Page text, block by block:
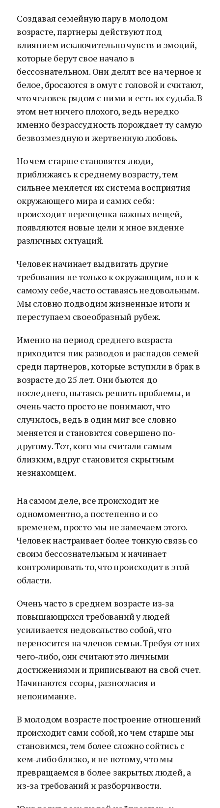
Создавая семейную пару в молодом
возрасте, партнеры действуют под
влиянием исключительно чувств и эмоций,
которые берут свое начало в
бессознательном. Они делят все на черное и
белое, бросаются в омут с головой и считают,
что человек рядом с ними и есть их судьба. В
этом нет ничего плохого, ведь нередко
именно безрассудность порождает ту самую
безвозмездную и жертвенную любовь.
Но чем старше становятся люди,
приближаясь к среднему возрасту, тем
сильнее меняется их система восприятия
окружающего мира и самих себя:
происходит переоценка важных вещей,
появляются новые цели и иное видение
различных ситуаций.
Человек начинает выдвигать другие
требования не только к окружающим, но и к
самому себе, часто оставаясь недовольным.
Мы словно подводим жизненные итоги и
переступаем своеобразный рубеж.
Именно на период среднего возраста
приходится пик разводов и распадов семей
среди партнеров, которые вступили в брак в
возрасте до 25 лет. Они бьются до
последнего, пытаясь решить проблемы, и
очень часто просто не понимают, что
случилось, ведь в один миг все словно
меняется и становится совершено по-
другому. Тот, кого мы считали самым
близким, вдруг становится скрытным
незнакомцем.
На самом деле, все происходит не
одномоментно, а постепенно и со
временем, просто мы не замечаем этого.
Человек настраивает более тонкую связь со
своим бессознательным и начинает
контролировать то, что происходит в этой
области.
Очень часто в среднем возрасте из-за
повышающихся требований у людей
усиливается недовольство собой, что
переносится на членов семьи. Требуя от них
чего-либо, они считают это личными
достижениями и приписывают на свой счет.
Начинаются ссоры, разногласия и
непонимание.
В молодом возрасте построение отношений
происходит сами собой, но чем старше мы
становимся, тем более сложно сойтись с
кем-либо близко, и не потому, что мы
превращаемся в более закрытых людей, а
из-за требований и разборчивости.